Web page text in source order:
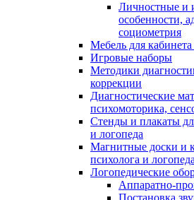
Личностные и
особенности,
социометрия
Мебель для
Игровые наборы
Методики
коррекции
Диагностические
психомоторика,
Стенды и плакаты
и логопеда
Магнитные доски и
психолога и логопеда
Логопедические
Аппаратно-